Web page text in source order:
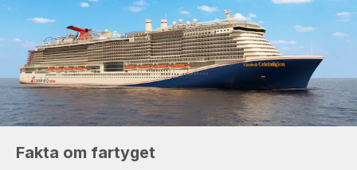
Fakta om fartyget